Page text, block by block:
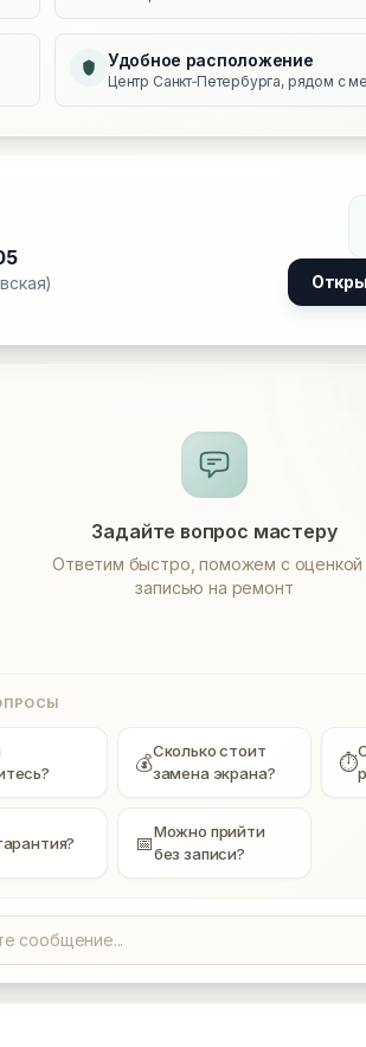
Удобное расположение
Центр Санкт‑Петербурга, рядом с
Задайте вопрос мастеру
Ответим быстро, поможем с оценкой
записью на ремонт
💰Сколько стоит
замена экрана?
⏱
📅Можно прийти
без записи?